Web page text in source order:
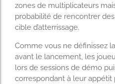
zones de multiplicateurs
probabilité de rencontrer
cible d’atterrissage.
Comme vous ne définissez
avant le lancement, les
lors de sessions de démo
correspondant à leur appétit